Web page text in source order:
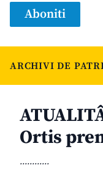
Aboniti
ARCHIVI DE
Ortis
............